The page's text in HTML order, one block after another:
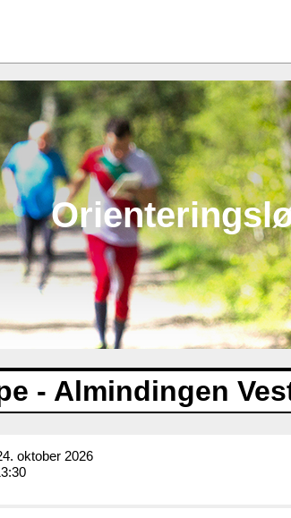
- Almindingen
oktober 2026